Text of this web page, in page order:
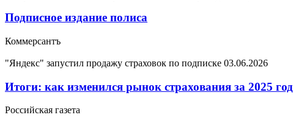
Подписное издание полиса
Коммерсантъ
"Яндекс" запустил продажу страховок по подписке 03.06.2026
Итоги: как изменился рынок страхования за 2025 год
Российская газета